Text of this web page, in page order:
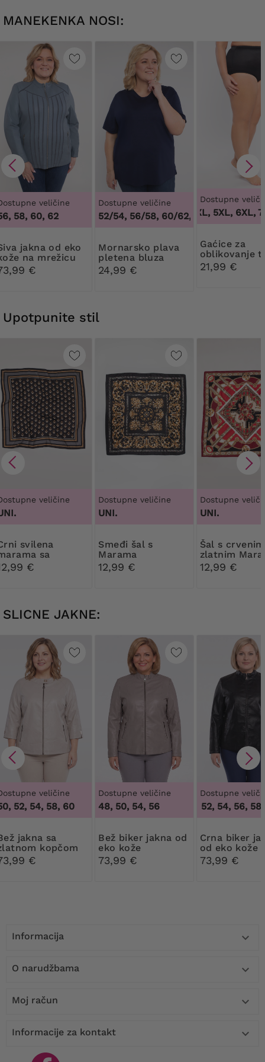
MANEKENKA NOSI:
veličine
58, 60, 62
eko
na mrežicu
€
Dostupne veličine
48/50, 52/54, 56/58, 60/62,48/50, 52/54,
Mornarsko plava
pletena bluza
24,99 €
Dostupne
3XL, 4XL, 5XL, 6XL,
gaćice za
oblikovanje
visokim
21,99 €
Upotpunite stil
veličine
sa
uzorkom
€
Dostupne veličine
UNI.
Smeđi šal s
Marama
12,99 €
Dostupne
UNI.
Šal s crvenim i
zlatnim
12,99 €
SLICNE JAKNE:
veličine
52, 54, 58, 60
sa
kopčom
€
Dostupne veličine
48, 50, 54, 56
Bež biker jakna od
eko kože
73,99 €
Dostupne
48, 50, 52, 54, 56, 58,
Crna biker jakna
od eko kože
73,99 €
Informacija 
O narudžbama 
Moj račun 
Informacije za kontakt 